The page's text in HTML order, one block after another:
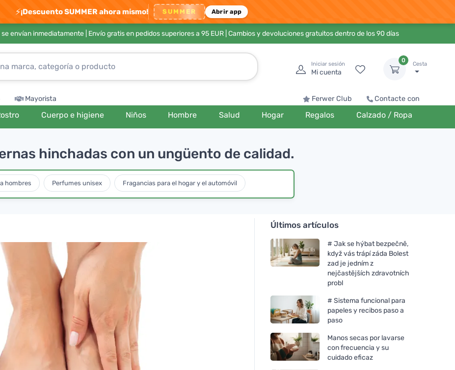
⚡¡Descuento SUMMER ahora mismo! SUMMER Abrir app
envían inmediatamente | Envío gratis en pedidos superiores a 95 EUR| Cambios y devoluciones gratuitos dentro de los 90 días
Iniciar sesión
Mi cuenta
0
Cesta
Mayorista Ferwer Club Contacte con
Cuerpo e higiene Niños Hombre Salud Hogar Regalos Calzado / Ropa
hinchadas con un ungüento de calidad.
hombres Perfumes unisex Fragancias para el hogar y el automóvil
Últimos artículos
# Jak se hýbat bezpečně,
když vás trápí záda Bolest
zad je jedním z
nejčastějších zdravotních
probl
# Sistema funcional para
papeles y recibos paso a
paso
Manos secas por lavarse
con frecuencia y su
cuidado eficaz